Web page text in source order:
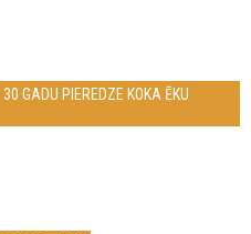
GADU PIEREDZE KOKA ĒKU